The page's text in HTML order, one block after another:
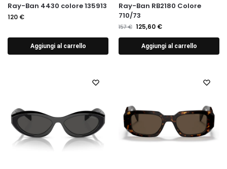
Ray-Ban 4430 colore 135913
120 €
Aggiungi al carrello
Ray-Ban RB2180 Colore
710/73
157€ 125,60 €
Aggiungi al carrello